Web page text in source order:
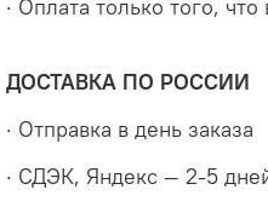
· Оплата только того,
ДОСТАВКА ПО РОССИИ
· Отправка в день заказа
· СДЭК, Яндекс — 2-5